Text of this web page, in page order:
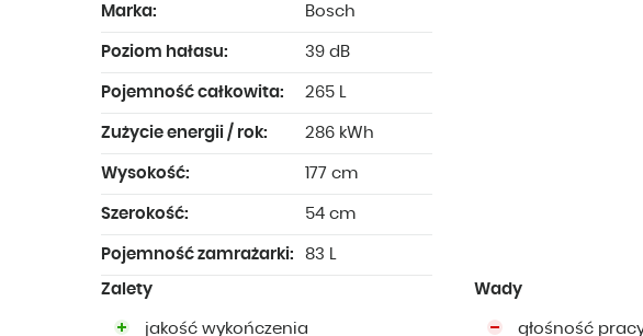
Marka: Bosch
Poziom hałasu: 39 dB
Pojemność całkowita: 265 L
Zużycie energii / rok: 286 kWh
Wysokość: 177 cm
Szerokość: 54 cm
Pojemność zamrażarki: 83 L
Zalety
jakość wykończenia
Wady
głośność